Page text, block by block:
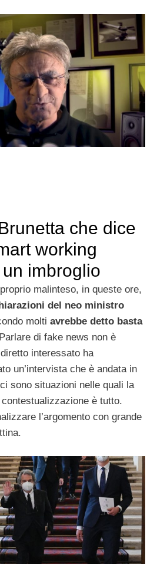
che dice
working
imbroglio
malinteso, in queste ore,
del neo ministro
molti avrebbe detto basta
di fake news non è
interessato ha
un’intervista che è andata in
sono situazioni nelle quali la
è tutto.
l’argomento con grande